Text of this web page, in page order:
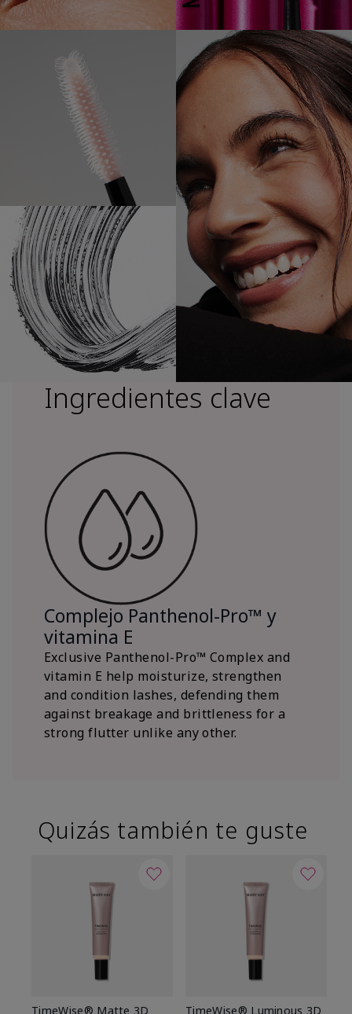
Ingredientes clave
Complejo Panthenol-Pro™ y
vitamina E
Exclusive Panthenol-Pro™ Complex and
vitamin E help moisturize, strengthen
and condition lashes, defending them
against breakage and brittleness for a
strong flutter unlike any other.
Quizás también te guste
TimeWise® Matte 3D
TimeWise® Luminous 3D